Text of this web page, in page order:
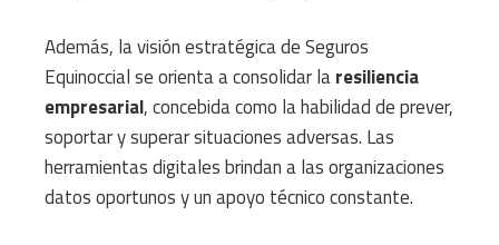
Además, la visión estratégica de Seguros
Equinoccial se orienta a consolidar laresiliencia
empresarial, concebida como la habilidad de prever,
soportar y superar situaciones adversas. Las
herramientas digitales brindan a las organizaciones
datos oportunos y un apoyo técnico constante.